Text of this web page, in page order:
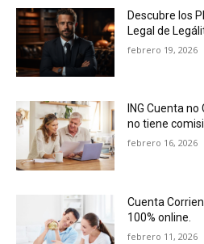
Descubre los
Legal de
febrero 19, 2026
ING Cuenta
no tiene
febrero 16, 2026
Cuenta
100% online.
febrero 11, 2026